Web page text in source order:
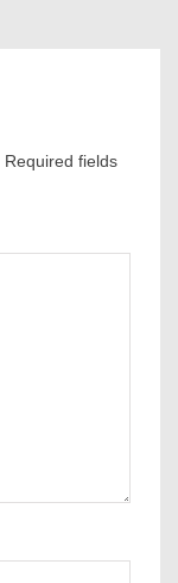
Required fields